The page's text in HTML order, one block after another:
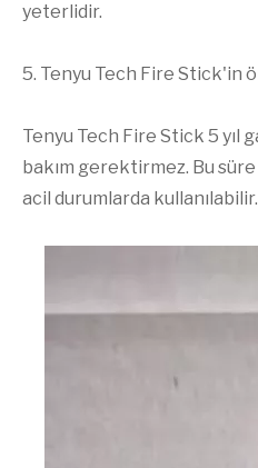
yeterlidir.
5. Tenyu Tech Fire Stick'in
Tenyu Tech Fire Stick 5 yıl
bakım gerektirmez. Bu
acil durumlarda kullanılabilir.